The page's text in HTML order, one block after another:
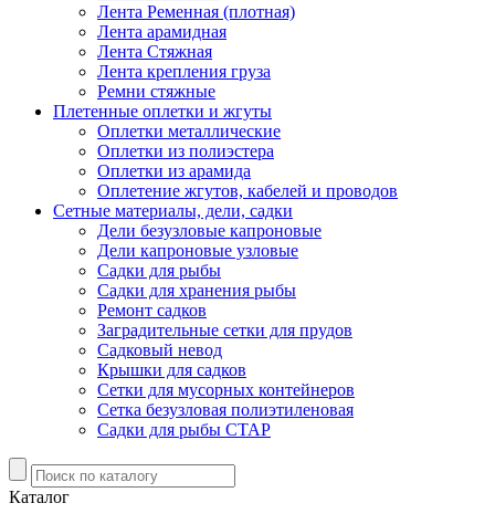
Лента Ременная (плотная)
Лента арамидная
Лента Стяжная
Лента крепления груза
Ремни стяжные
Плетенные оплетки и жгуты
Оплетки металлические
Оплетки из полиэстера
Оплетки из арамида
Оплетение жгутов, кабелей и проводов
Сетные материалы, дели, садки
Дели безузловые капроновые
Дели капроновые узловые
Садки для рыбы
Садки для хранения рыбы
Ремонт садков
Заградительные сетки для прудов
Садковый невод
Крышки для садков
Сетки для мусорных контейнеров
Сетка безузловая полиэтиленовая
Садки для рыбы СТАР
Каталог